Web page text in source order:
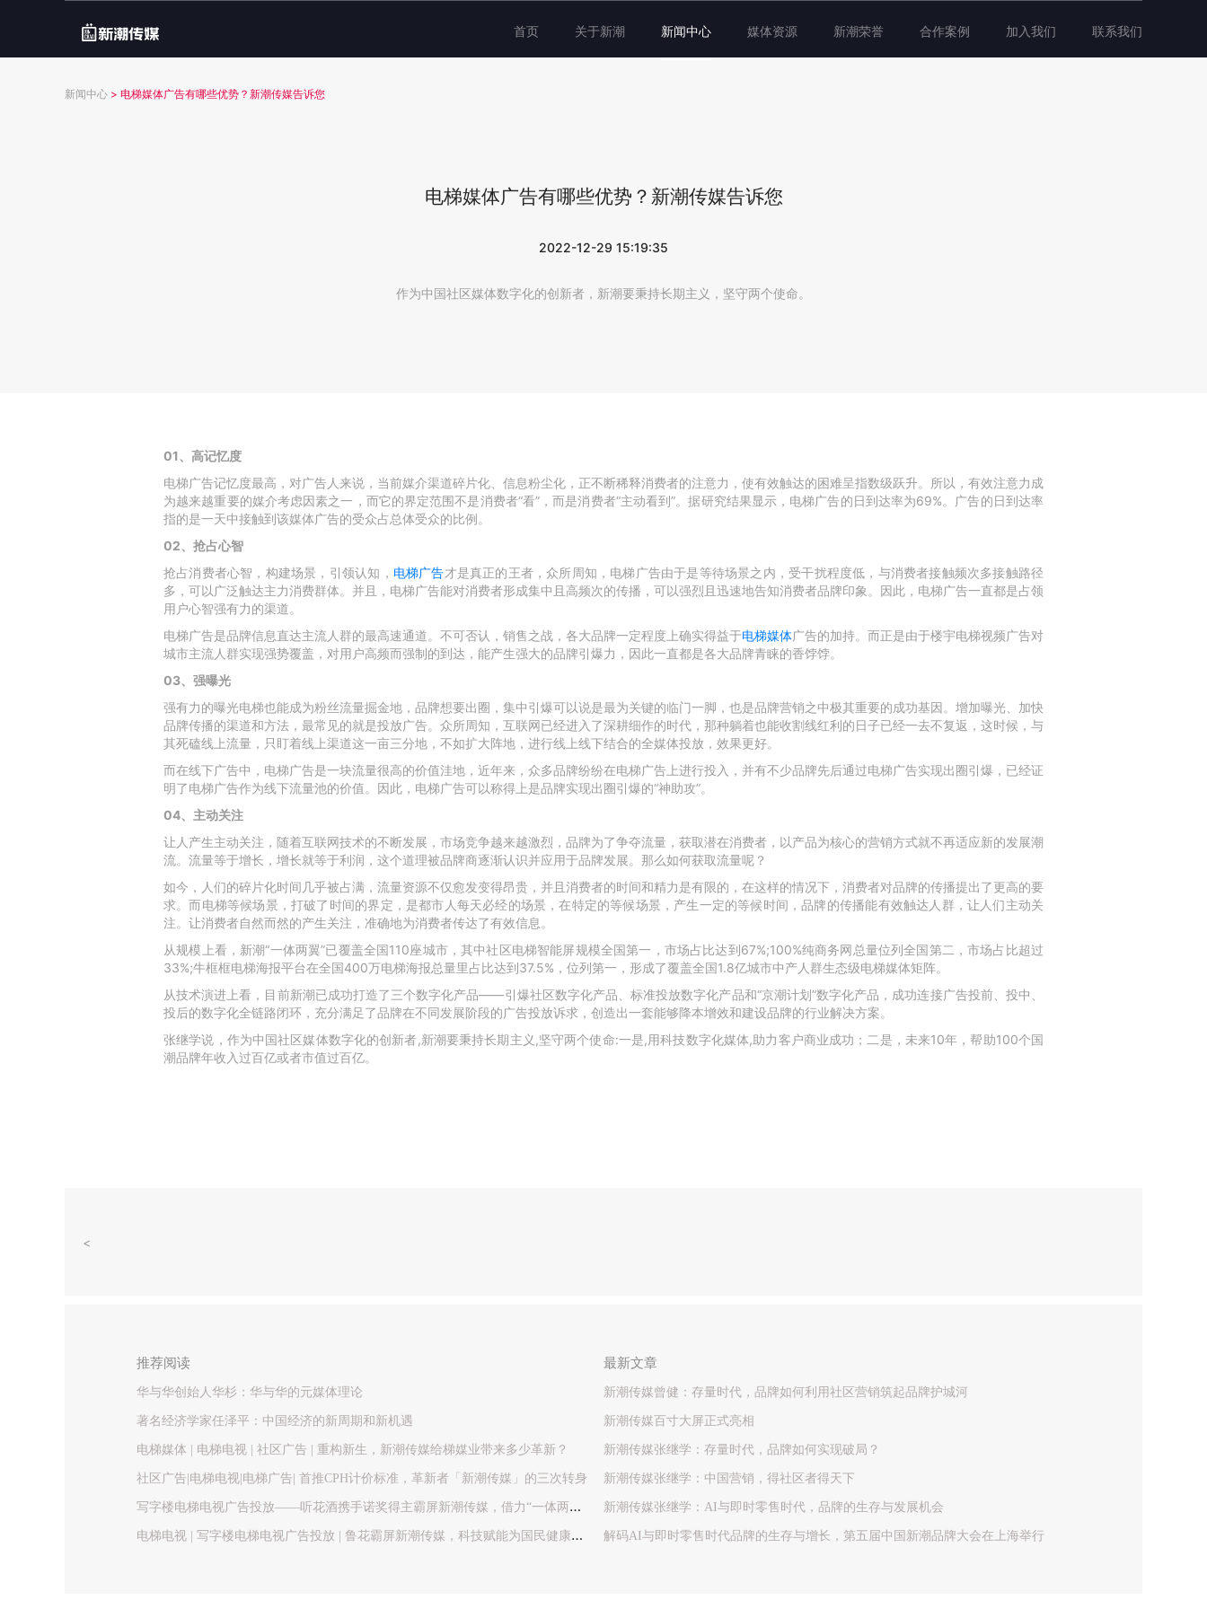
首页 关于新潮 新闻中心 媒体资源 新潮荣誉 合作案例 加入我们 联系我们
新闻中心 > 电梯媒体广告有哪些优势？新潮传媒告诉您
电梯媒体广告有哪些优势？新潮传媒告诉您
2022-12-29 15:19:35
作为中国社区媒体数字化的创新者，新潮要秉持长期主义，坚守两个使命。
01、高记忆度
电梯广告记忆度最高，对广告人来说，当前媒介渠道碎片化、信息粉尘化，正不断稀释消费者的注意力，使有效触达的困难呈指数级跃升。所以，有效注意力成
为越来越重要的媒介考虑因素之一，而它的界定范围不是消费者“看”，而是消费者“主动看到”。据研究结果显示，电梯广告的日到达率为69%。广告的日到达率
指的是一天中接触到该媒体广告的受众占总体受众的比例。
02、抢占心智
抢占消费者心智，构建场景，引领认知， 电梯广告才是真正的王者，众所周知，电梯广告由于是等待场景之内，受干扰程度低，与消费者接触频次多接触路径
多，可以广泛触达主力消费群体。并且，电梯广告能对消费者形成集中且高频次的传播，可以强烈且迅速地告知消费者品牌印象。因此，电梯广告一直都是占领
用户心智强有力的渠道。
电梯广告是品牌信息直达主流人群的最高速通道。不可否认，销售之战，各大品牌一定程度上确实得益于电梯媒体广告的加持。而正是由于楼宇电梯视频广告对
城市主流人群实现强势覆盖，对用户高频而强制的到达，能产生强大的品牌引爆力，因此一直都是各大品牌青睐的香饽饽。
03、强曝光
强有力的曝光电梯也能成为粉丝流量掘金地，品牌想要出圈，集中引爆可以说是最为关键的临门一脚，也是品牌营销之中极其重要的成功基因。增加曝光、加快
品牌传播的渠道和方法，最常见的就是投放广告。众所周知，互联网已经进入了深耕细作的时代，那种躺着也能收割线红利的日子已经一去不复返，这时候，与
其死磕线上流量，只盯着线上渠道这一亩三分地，不如扩大阵地，进行线上线下结合的全媒体投放，效果更好。
而在线下广告中，电梯广告是一块流量很高的价值洼地，近年来，众多品牌纷纷在电梯广告上进行投入，并有不少品牌先后通过电梯广告实现出圈引爆，已经证
明了电梯广告作为线下流量池的价值。因此，电梯广告可以称得上是品牌实现出圈引爆的“神助攻”。
04、主动关注
让人产生主动关注，随着互联网技术的不断发展，市场竞争越来越激烈，品牌为了争夺流量，获取潜在消费者，以产品为核心的营销方式就不再适应新的发展潮
流。流量等于增长，增长就等于利润，这个道理被品牌商逐渐认识并应用于品牌发展。那么如何获取流量呢？
如今，人们的碎片化时间几乎被占满，流量资源不仅愈发变得昂贵，并且消费者的时间和精力是有限的，在这样的情况下，消费者对品牌的传播提出了更高的要
求。而电梯等候场景，打破了时间的界定，是都市人每天必经的场景，在特定的等候场景，产生一定的等候时间，品牌的传播能有效触达人群，让人们主动关
注。让消费者自然而然的产生关注，准确地为消费者传达了有效信息。
从规模上看，新潮“一体两翼”已覆盖全国110座城市，其中社区电梯智能屏规模全国第一，市场占比达到67%;100%纯商务网总量位列全国第二，市场占比超过
33%;牛框框电梯海报平台在全国400万电梯海报总量里占比达到37.5%，位列第一，形成了覆盖全国1.8亿城市中产人群生态级电梯媒体矩阵。
从技术演进上看，目前新潮已成功打造了三个数字化产品——引爆社区数字化产品、标准投放数字化产品和“京潮计划”数字化产品，成功连接广告投前、投中、
投后的数字化全链路闭环，充分满足了品牌在不同发展阶段的广告投放诉求，创造出一套能够降本增效和建设品牌的行业解决方案。
张继学说，作为中国社区媒体数字化的创新者,新潮要秉持长期主义,坚守两个使命:一是,用科技数字化媒体,助力客户商业成功；二是，未来10年，帮助100个国
潮品牌年收入过百亿或者市值过百亿。
推荐阅读
华与华创始人华杉：华与华的元媒体理论
著名经济学家任泽平：中国经济的新周期和新机遇
电梯媒体 | 电梯电视 | 社区广告 | 重构新生，新潮传媒给梯媒业带来多少革新？
社区广告|电梯电视|电梯广告| 首推CPH计价标准，革新者「新潮传媒」的三次转身
写字楼电梯电视广告投放——听花酒携手诺奖得主霸屏新潮传媒，借力“一体两
翼”全场景引爆
电梯电视 | 写字楼电梯电视广告投放 | 鲁花霸屏新潮传媒，科技赋能为国民健康提
最新文章
新潮传媒曾健：存量时代，品牌如何利用社区营销筑起品牌护城河
新潮传媒百寸大屏正式亮相
新潮传媒张继学：存量时代，品牌如何实现破局？
新潮传媒张继学：中国营销，得社区者得天下
新潮传媒张继学：AI与即时零售时代，品牌的生存与发展机会
解码AI与即时零售时代品牌的生存与增长，第五届中国新潮品牌大会在上海举行